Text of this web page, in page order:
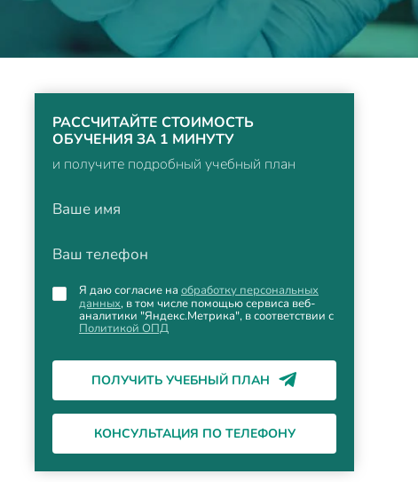
РАССЧИТАЙТЕ СТОИМОСТЬ
ОБУЧЕНИЯ ЗА 1 МИНУТУ
и получите подробный учебный план
Ваше имя
Ваш телефон
Я даю согласие на обработку персональных
данных, в том числе помощью сервиса веб-
аналитики "Яндекс.Метрика", в соответствии с
Политикой ОПД
ПОЛУЧИТЬ УЧЕБНЫЙ ПЛАН
КОНСУЛЬТАЦИЯ ПО ТЕЛЕФОНУ